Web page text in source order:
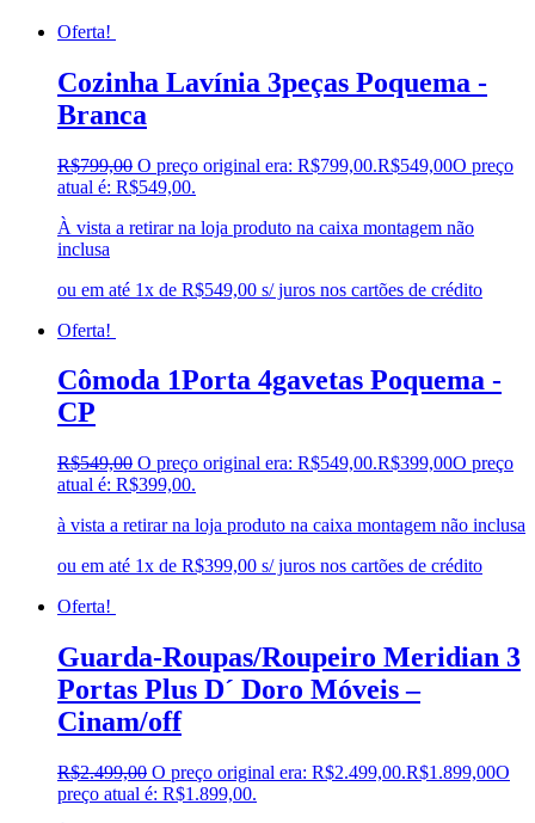
Oferta!
Cozinha Lavínia 3peças Poquema -
Branca
R$799,00 O preço original era: R$799,00.R$549,00O preço
atual é: R$549,00.
À vista a retirar na loja produto na caixa montagem não
inclusa
ou em até 1x de R$549,00 s/ juros nos cartões de crédito
Oferta!
Cômoda 1Porta 4gavetas Poquema -
CP
R$549,00 O preço original era: R$549,00.R$399,00O preço
atual é: R$399,00.
à vista a retirar na loja produto na caixa montagem não inclusa
ou em até 1x de R$399,00 s/ juros nos cartões de crédito
Oferta!
Guarda-Roupas/Roupeiro Meridian 3
Portas Plus D´ Doro Móveis –
Cinam/off
R$2.499,00 O preço original era: R$2.499,00.R$1.899,00O
preço atual é: R$1.899,00.